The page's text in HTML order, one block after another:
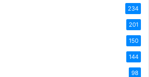
234
201
150
144
98